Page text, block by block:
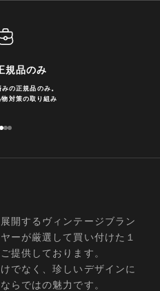
規品のみ
の正規品のみ。
対策の取り組み
I18n Error: Missing interpolation
I18n Error: Missing interpolation
I18n Error: Missing interpolation
開するヴィンテージブラン
ーが厳選して買い付けた１
提供しております。
でなく、珍しいデザインに
らではの魅力です。